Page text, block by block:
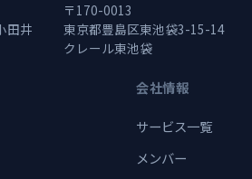
田井
〒170-0013
東京都豊島区東池袋3-15-14
クレール東池袋
会社情報
サービス一覧
メンバー